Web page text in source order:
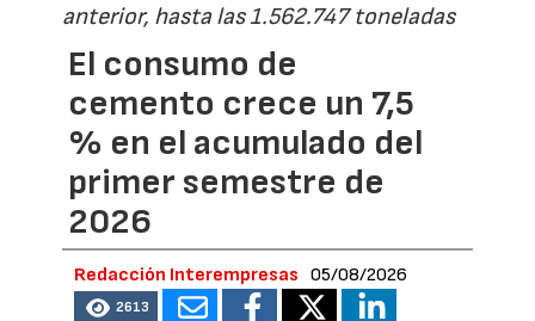
anterior, hasta las 1.562.747 toneladas
El consumo de
cemento crece un 7,5
% en el acumulado del
primer semestre de
2026
Redacción Interempresas 05/08/2026
2613